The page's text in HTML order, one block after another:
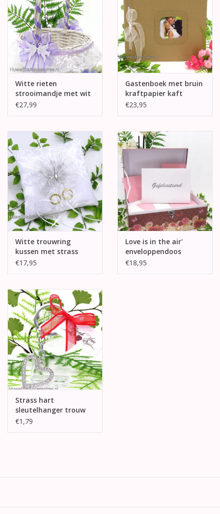
Witte rieten
strooimandje met wit
en lila kant
€27,99
Gastenboek met bruin
kraftpapier kaft
€23,95
Witte trouwring
kussen met strass
versierde vlinder
€17,95
Love is in the air'
enveloppendoos
€18,95
Strass hart
sleutelhanger trouw
bedankjes
€1,79